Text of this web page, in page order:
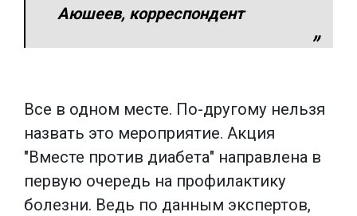
Аюшеев, корреспондент
Все в одном месте. По-другому нельзя
назвать это мероприятие. Акция
"Вместе против диабета" направлена в
первую очередь на профилактику
болезни. Ведь по данным экспертов,